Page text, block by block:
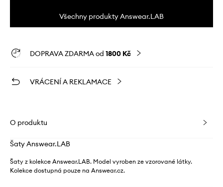
Všechny produkty Answear.LAB
DOPRAVA ZDARMA od 1800 Kč
VRÁCENÍ A REKLAMACE
O produktu
Šaty Answear.LAB
Šaty z kolekce Answear.LAB. Model vyroben ze vzorované látky.
Kolekce dostupná pouze na Answear.cz.